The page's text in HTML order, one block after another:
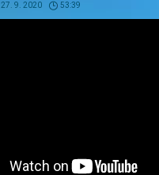
27. 9. 2020 53:39